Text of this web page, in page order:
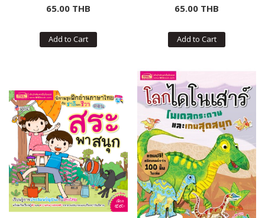
65.00 THB
Add to Cart
65.00 THB
Add to Cart